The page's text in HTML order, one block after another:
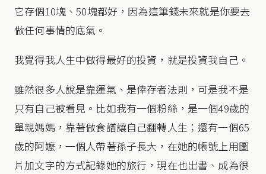
它存個10塊、50塊都好，因為這筆錢未來就是你要去
做任何事情的底氣。
我覺得我人生中做得最好的投資，就是投資我自己。
雖然很多人說是靠運氣、是倖存者法則，可是我不是
只有自己被看見。比如我有一個粉絲，是一個49歲的
單親媽媽，靠著做食譜讓自己翻轉人生；還有一個65
歲的阿嬤，一個人帶著孫子長大，在她的帳號上用圖
片加文字的方式記錄她的旅行，現在也出書、成為很